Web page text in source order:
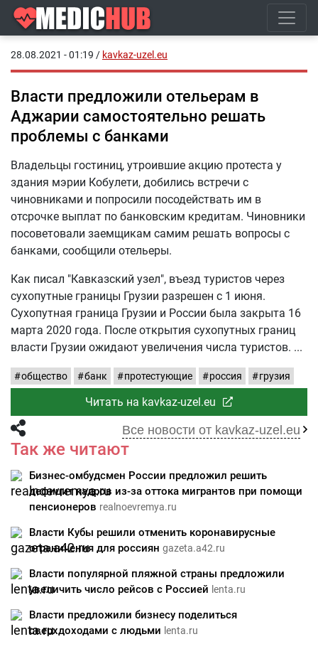
28.08.2021 - 01:19 / kavkaz-uzel.eu
Власти предложили отельерам в
Аджарии самостоятельно решать
проблемы с банками
Владельцы гостиниц, утроившие акцию протеста у
здания мэрии Кобулети, добились встречи с
чиновниками и попросили посодействать им в
отсрочке выплат по банковским кредитам. Чиновники
посоветовали заемщикам самим решать вопросы с
банками, сообщили отельеры.
Как писал "Кавказский узел", въезд туристов через
сухопутные границы Грузии разрешен с 1 июня.
Сухопутная граница Грузии и России была закрыта 16
марта 2020 года. После открытия сухопутных границ
власти Грузии ожидают увеличения числа туристов.
общество банк протестующие россия грузия
Читать на kavkaz-uzel.eu
Все новости от kavkaz-uzel.eu
Так же читают
Бизнес-омбудсмен России предложил решить
дефицит кадров из-за оттока мигрантов при помощи
пенсионеров realnoevremya.ru
Власти Кубы решили отменить коронавирусные
ограничения для россиян gazeta.a42.ru
Власти популярной пляжной страны предложили
увеличить число рейсов с Россией lenta.ru
Власти предложили бизнесу поделиться
сверхдоходами с людьми lenta.ru